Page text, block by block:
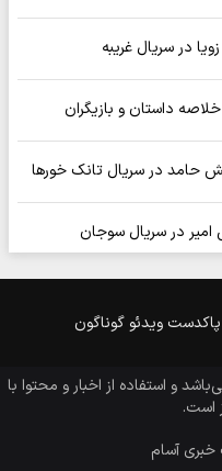
در سریال غریبه
داستان و بازیگران
حامد در سریال تانک خورها
امیر در سریال سوجان
پاکدست ویدئو گوناگون
و استفاده از اخبار و محتوا با
است.
آسام